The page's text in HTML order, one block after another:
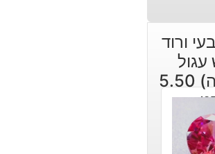
ורוד
עגול
(קמבודיה) 5.50